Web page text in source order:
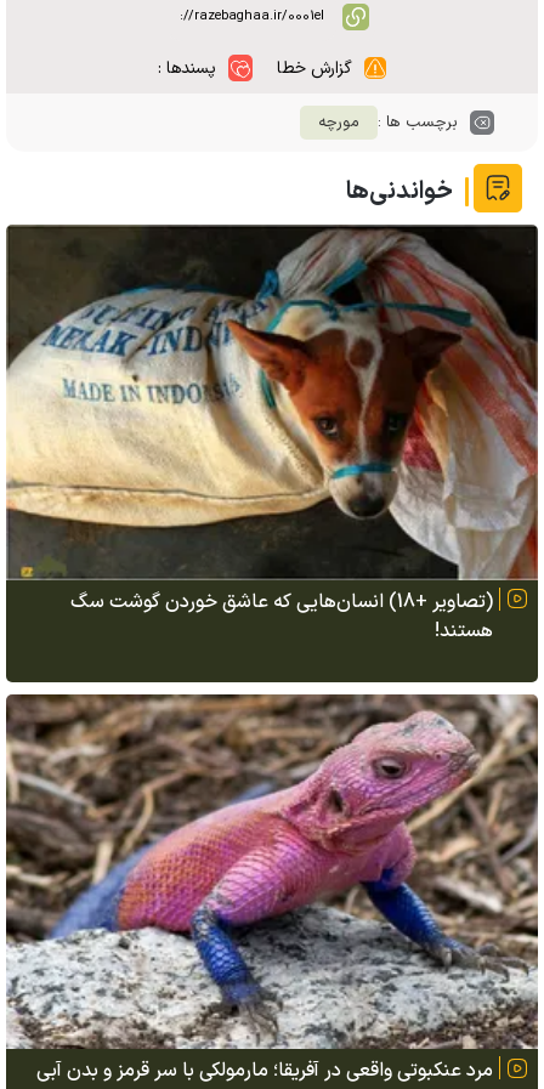
گزارش خطا پسندها :
برچسب ها : مورچه
خواندنی‌ها
(تصاویر +18) انسان‌هایی که عاشق خوردن گوشت سگ
هستند!
مرد عنکبوتی واقعی در آفریقا؛ مارمولکی با سر قرمز و بدن آبی